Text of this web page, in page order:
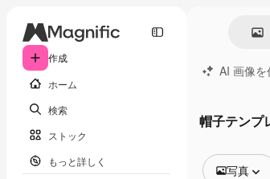
作成
ホーム
検索
ストック
もっと詳しく
AI 画像を
帽子テンプ
写真